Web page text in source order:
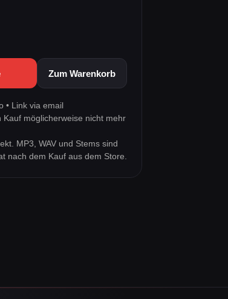
Zum Warenkorb
• Link via email
möglicherweise nicht mehr
MP3, WAV und Stems sind
nach dem Kauf aus dem Store.